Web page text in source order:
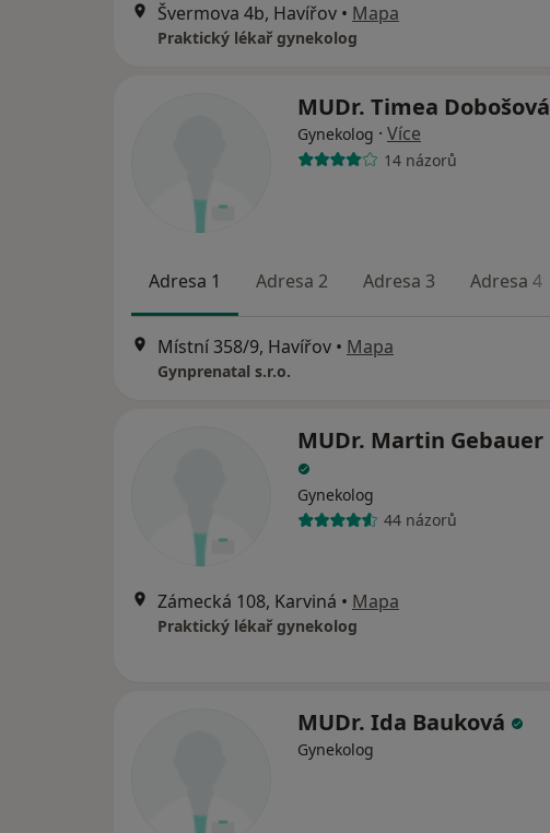
Švermova 4b, Havířov • Mapa
Praktický lékař gynekolog
MUDr. Timea Dobošová
Gynekolog · Více
14 názorů
Adresa 1 Adresa 2 Adresa 3 Adresa 4
Místní 358/9, Havířov • Mapa
Gynprenatal s.r.o.
MUDr. Martin Gebauer
Gynekolog
44 názorů
Zámecká 108, Karviná • Mapa
Praktický lékař gynekolog
MUDr. Ida Bauková
Gynekolog